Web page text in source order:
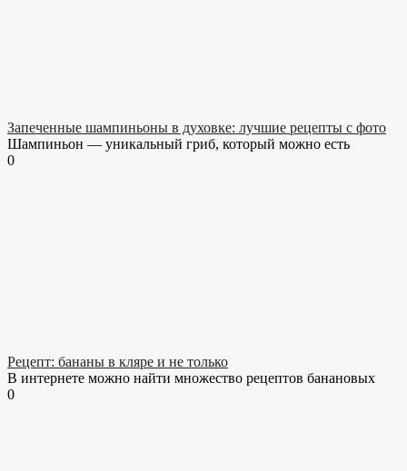
Запеченные шампиньоны в духовке: лучшие рецепты с фото
Шампиньон — уникальный гриб, который можно есть
0
Рецепт: бананы в кляре и не только
В интернете можно найти множество рецептов банановых
0